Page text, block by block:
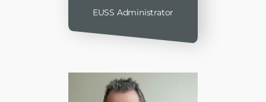
EUSS Administrator